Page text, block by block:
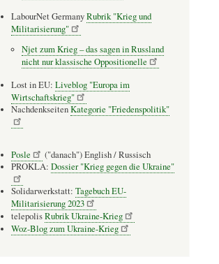
LabourNet GermanyRubrik "Krieg und
Militarisierung"
Njet zum Krieg – das sagen in Russland
nicht nur klassische Oppositionelle
Lost in EU: Liveblog "Europa im
Wirtschaftskrieg"
NachdenkseitenKategorie "Friedenspolitik"
Posle
("danach") English / Russisch
PROKLA: Dossier "Krieg gegen die Ukraine"
Solidarwerkstatt: Tagebuch EU-
Militarisierung 2023
telepolisRubrik Ukraine-Krieg
Woz-Blog zum Ukraine-Krieg